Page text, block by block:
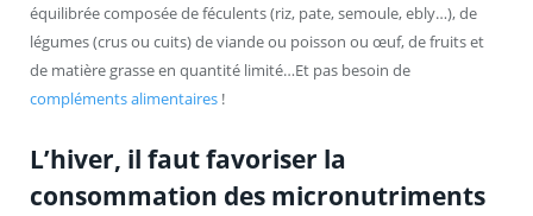
équilibrée composée de féculents (riz, pate, semoule, ebly…), de
légumes (crus ou cuits) de viande ou poisson ou œuf, de fruits et
de matière grasse en quantité limité…Et pas besoin de
compléments alimentaires !
L’hiver, il faut favoriser la
consommation des micronutriments